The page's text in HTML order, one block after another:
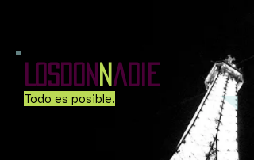
LosDon N adie
Todo es posible.